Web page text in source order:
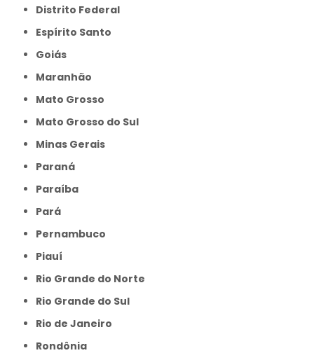
Distrito Federal
Espírito Santo
Goiás
Maranhão
Mato Grosso
Mato Grosso do Sul
Minas Gerais
Paraná
Paraíba
Pará
Pernambuco
Piauí
Rio Grande do Norte
Rio Grande do Sul
Rio de Janeiro
Rondônia